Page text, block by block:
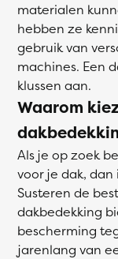
materialen
hebben ze
gebruik van
machines. Een
klussen aan.
Waarom
Als je op zoek
voor je dak, dan
Susteren de
dakbedekking
bescherming
jarenlang van